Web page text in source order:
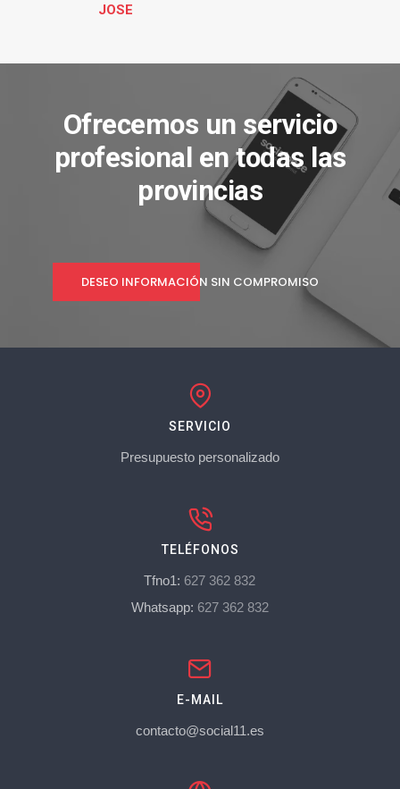
JOSE
Ofrecemos un servicio
profesional en todas las
provincias
DESEO INFORMACIÓN SIN COMPROMISO
SERVICIO
Presupuesto personalizado
TELÉFONOS
Tfno1: 627 362 832
Whatsapp: 627 362 832
E-MAIL
contacto@social11.es